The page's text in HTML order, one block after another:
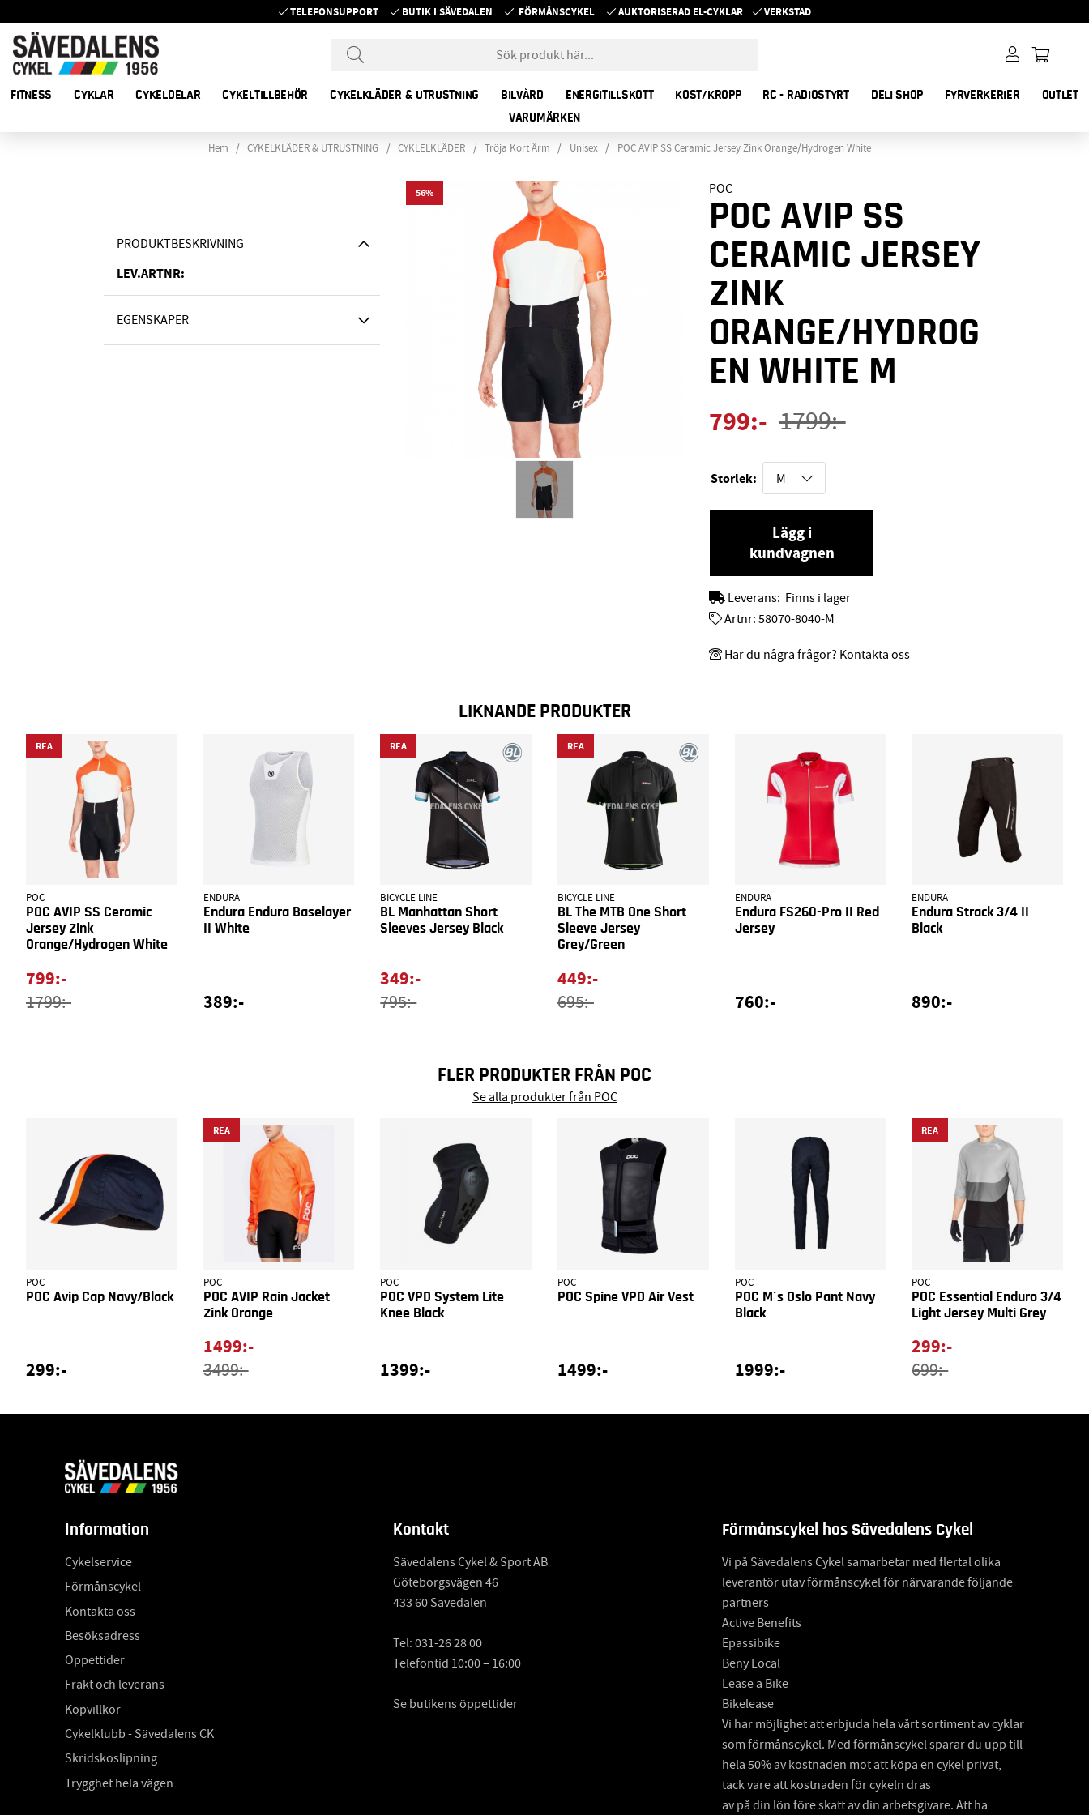
TELEFONSUPPORT BUTIK I SÄVEDALEN FÖRMÅNSCYKEL AUKTORISERAD EL-CYKLAR VERKSTAD
FITNESS CYKLAR CYKELDELAR CYKELTILLBEHÖR CYKELKLÄDER & UTRUSTNING BILVÅRD ENERGITILLSKOTT KOST/KROPP RC - RADIOSTYRT DELI SHOP FYRVERKERIER
OUTLET
VARUMÄRKEN
Hem CYKELKLÄDER & UTRUSTNING CYKLELKLÄDER Tröja Kort Ärm Unisex POC AVIP SS Ceramic Jersey Zink Orange/Hydrogen White
PRODUKTBESKRIVNING
LEV.ARTNR:
EGENSKAPER
56 POC
POC AVIP SS
CERAMIC JERSEY
ZINK
ORANGE/HYDROG
EN WHITE M
1799:-
799:-
Storlek:
Lägg i
kundvagnen
Leverans: Finns i lager
Artnr: 58070-8040-M
Har du några frågor? Kontakta oss
LIKNANDE PRODUKTER
REA
POC
POC AVIP SS Ceramic
Jersey Zink
Orange/Hydrogen White
799:-
1799:-
ENDURA
Endura Endura Baselayer
II White
389:-
REA
BICYCLE LINE
BL Manhattan Short
Sleeves Jersey Black
349:-
795:-
REA
BICYCLE LINE
BL The MTB One Short
Sleeve Jersey
Grey/Green
449:-
695:-
ENDURA
Endura FS260-Pro II Red
Jersey
760:-
ENDURA
Endura Strack 3/4 II
Black
890:-
FLER PRODUKTER FRÅN POC
Se alla produkter från POC
POC
POC Avip Cap Navy/Black
299:-
REA
POC
POC AVIP Rain Jacket
Zink Orange
1499:-
3499:-
POC
POC VPD System Lite
Knee Black
1399:-
POC
POC Spine VPD Air Vest
1499:-
POC
POC M´s Oslo Pant Navy
Black
1999:-
REA
POC
POC Essential Enduro 3/4
Light Jersey Multi Grey
299:-
699:-
Information
Cykelservice
Förmånscykel
Kontakta oss
Besöksadress
Öppettider
Frakt och leverans
Köpvillkor
Cykelklubb - Sävedalens CK
Skridskoslipning
Trygghet hela vägen
Kontakt
Sävedalens Cykel & Sport AB
Göteborgsvägen 46
433 60 Sävedalen
Tel:031-26 28 00
Telefontid 10:00 – 16:00
Se butikens öppettider
Förmånscykel hos Sävedalens Cykel
Vi på Sävedalens Cykel samarbetar med flertal olika
leverantör utav förmånscykel för närvarande följande
partners
Active Benefits
Epassibike
Beny Local
Lease a Bike
Bikelease
Vi har möjlighet att erbjuda hela vårt sortiment av cyklar
som förmånscykel. Med förmånscykel sparar du upp till
hela 50% av kostnaden mot att köpa en cykel privat,
tack vare att kostnaden för cykeln dras
av på din lön före skatt av din arbetsgivare. Att ha